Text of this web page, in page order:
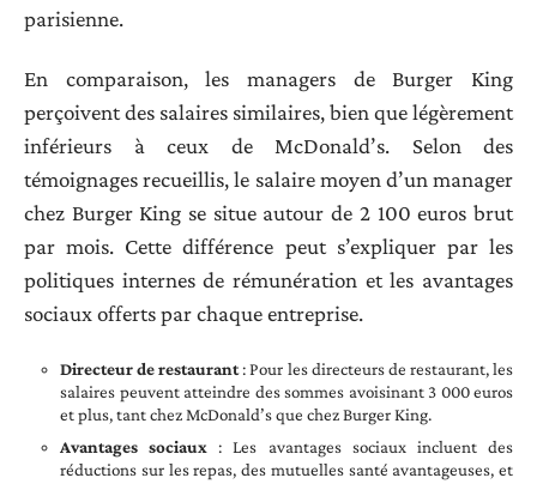
parisienne.
En comparaison, les managers de Burger King
perçoivent des salaires similaires, bien que légèrement
inférieurs à ceux de McDonald’s. Selon des
témoignages recueillis, le salaire moyen d’un manager
chez Burger King se situe autour de 2 100 euros brut
par mois. Cette différence peut s’expliquer par les
politiques internes de rémunération et les avantages
sociaux offerts par chaque entreprise.
Directeur de restaurant: Pour les directeurs de restaurant, les
salaires peuvent atteindre des sommes avoisinant 3 000 euros
et plus, tant chez McDonald’s que chez Burger King.
Avantages sociaux : Les avantages sociaux incluent des
réductions sur les repas, des mutuelles santé avantageuses, et